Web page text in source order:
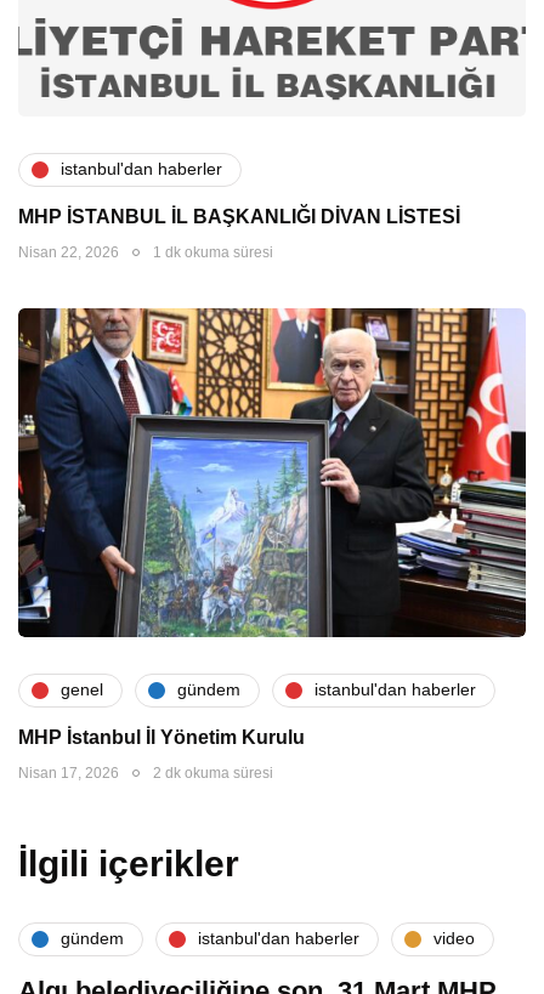
i̇stanbul'dan haberler
MHP İSTANBUL İL BAŞKANLIĞI DİVAN LİSTESİ
Nisan 22, 2026 1 dk okuma süresi
genel gündem i̇stanbul'dan haberler
MHP İstanbul İl Yönetim Kurulu
Nisan 17, 2026 2 dk okuma süresi
İlgili içerikler
gündem i̇stanbul'dan haberler video